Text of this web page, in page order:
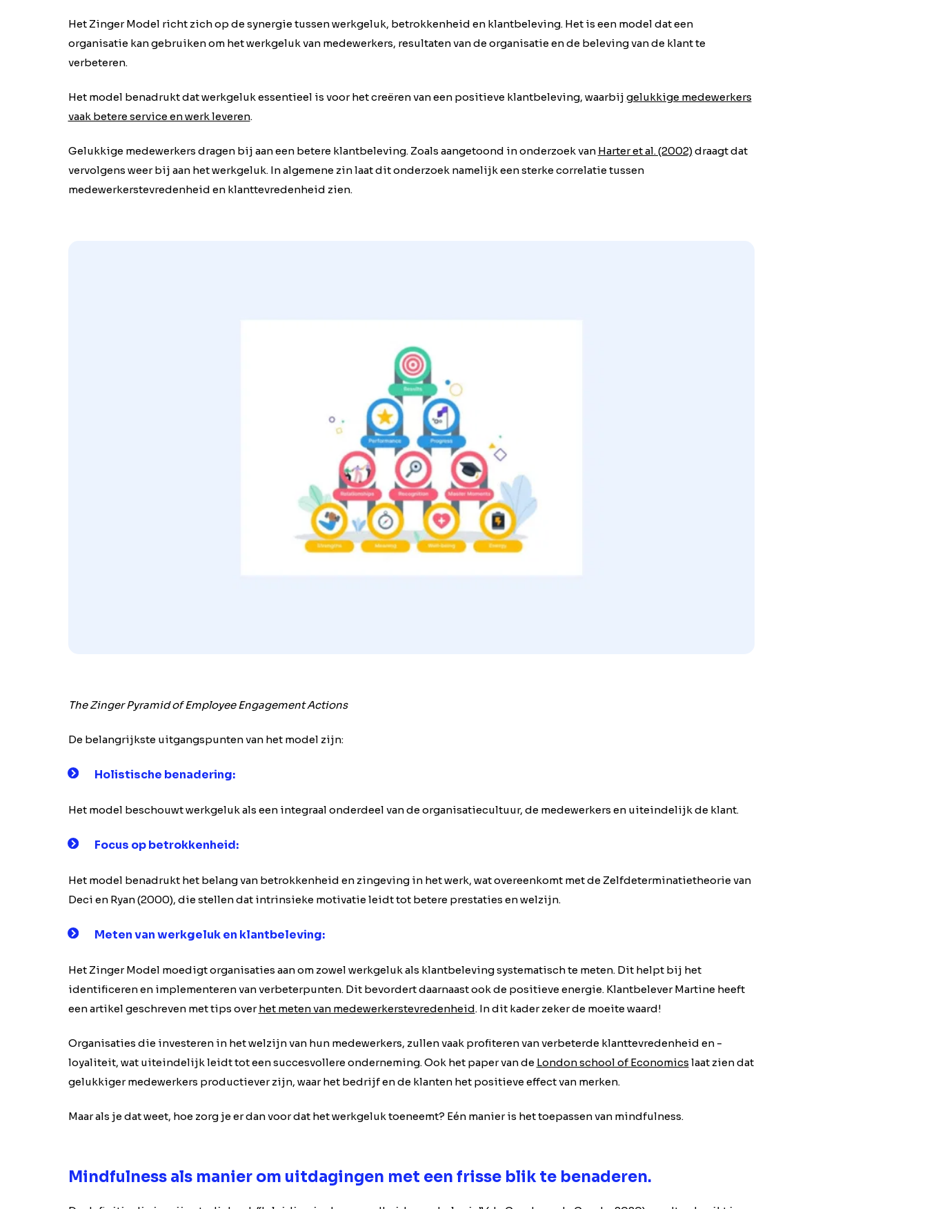
Het Zinger Model richt zich op de synergie tussen werkgeluk, betrokkenheid en klantbeleving. Het is een model dat een
organisatie kan gebruiken om het werkgeluk van medewerkers, resultaten van de organisatie en de beleving van de klant te
verbeteren.
Het model benadrukt dat werkgeluk essentieel is voor het creëren van een positieve klantbeleving, waarbij gelukkige medewerkers
vaak betere service en werk leveren.
Gelukkige medewerkers dragen bij aan een betere klantbeleving. Zoals aangetoond in onderzoek van Harter et al. (2002)draagt dat
vervolgens weer bij aan het werkgeluk. In algemene zin laat dit onderzoek namelijk een sterke correlatie tussen
medewerkerstevredenheid en klanttevredenheid zien.
The Zinger Pyramid of Employee Engagement Actions
De belangrijkste uitgangspunten van het model zijn:
Holistische benadering:
Het model beschouwt werkgeluk als een integraal onderdeel van de organisatiecultuur, de medewerkers en uiteindelijk de klant.
Focus op betrokkenheid:
Het model benadrukt het belang van betrokkenheid en zingeving in het werk, wat overeenkomt met de Zelfdeterminatietheorie van
Deci en Ryan (2000), die stellen dat intrinsieke motivatie leidt tot betere prestaties en welzijn.
Meten van werkgeluk en klantbeleving:
Het Zinger Model moedigt organisaties aan om zowel werkgeluk als klantbeleving systematisch te meten. Dit helpt bij het
identificeren en implementeren van verbeterpunten. Dit bevordert daarnaast ook de positieve energie. Klantbelever Martine heeft
een artikel geschreven met tips overhet meten van medewerkerstevredenheid. In dit kader zeker de moeite waard!
Organisaties die investeren in het welzijn van hun medewerkers, zullen vaak profiteren van verbeterde klanttevredenheid en -
loyaliteit, wat uiteindelijk leidt tot een succesvollere onderneming. Ook het paper van de London school of Economics laat zien dat
gelukkiger medewerkers productiever zijn, waar het bedrijf en de klanten het positieve effect van merken.
Maar als je dat weet, hoe zorg je er dan voor dat het werkgeluk toeneemt? Eén manier is het toepassen van mindfulness.
Mindfulness als manier om uitdagingen met een frisse blik te benaderen.